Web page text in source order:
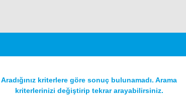
Aradığınız kriterlere göre sonuç bulunamadı. Arama
kriterlerinizi değiştirip tekrar arayabilirsiniz.